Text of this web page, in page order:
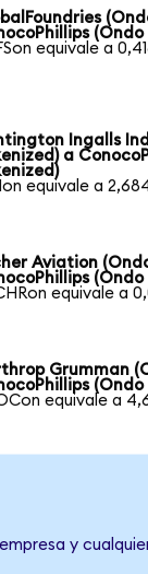
(Ondo
equivale a
Ingalls
a
equivale a
Aviation
(Ondo
equivale a
Grumman
(Ondo
equivale a
y